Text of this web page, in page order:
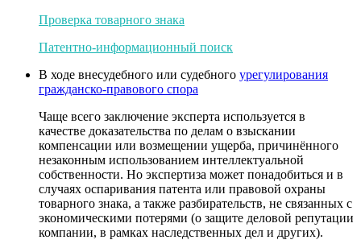
Проверка товарного знака
Патентно-информационный поиск
В ходе внесудебного или судебного урегулирования
гражданско-правового спора
Чаще всего заключение эксперта используется в
качестве доказательства по делам о взыскании
компенсации или возмещении ущерба, причинённого
незаконным использованием интеллектуальной
собственности. Но экспертиза может понадобиться и в
случаях оспаривания патента или правовой охраны
товарного знака, а также разбирательств, не связанных с
экономическими потерями (о защите деловой репутации
компании, в рамках наследственных дел и других).